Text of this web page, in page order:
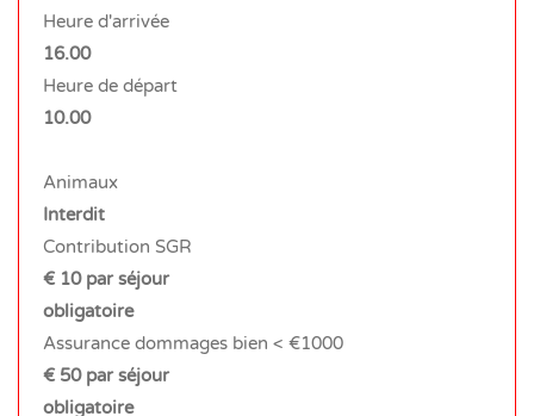
Heure d'arrivée
16.00
Heure de départ
10.00
Animaux
Interdit
Contribution SGR
€ 10 par séjour
obligatoire
Assurance dommages bien < €1000
€ 50 par séjour
obligatoire